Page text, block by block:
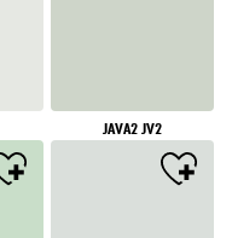
JAVA2 JV2